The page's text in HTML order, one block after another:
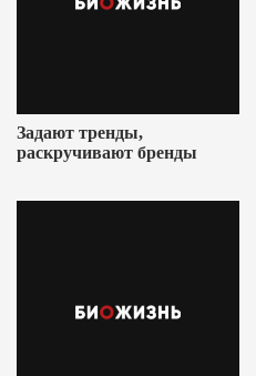
Задают тренды,
раскручивают бренды